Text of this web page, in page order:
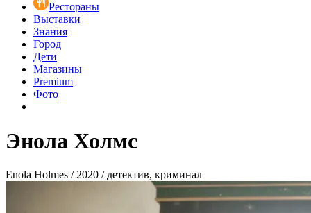
Рестораны
Выставки
Знания
Город
Дети
Магазины
Premium
Фото
Энола Холмс
Enola Holmes / 2020 / детектив, криминал